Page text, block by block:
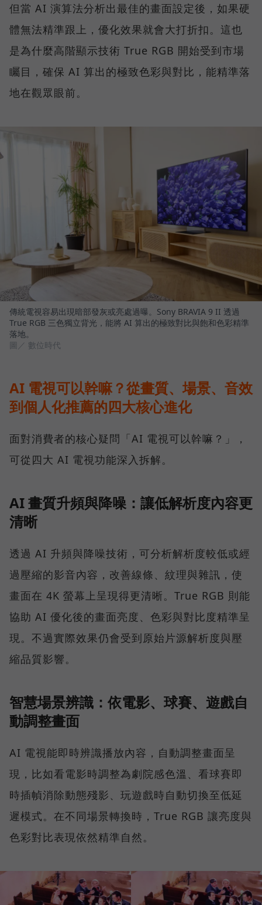
但當 AI 演算法分析出最佳的畫面設定後，如果硬
體無法精準跟上，優化效果就會大打折扣。這也
是為什麼高階顯示技術 True RGB 開始受到市場
矚目，確保 AI 算出的極致色彩與對比，能精準落
地在觀眾眼前。
傳統電視容易出現暗部發灰或亮處過曝。Sony BRAVIA 9 II 透過
True RGB 三色獨立背光，能將 AI 算出的極致對比與飽和色彩精準
落地。
圖／ 數位時代
AI 電視可以幹嘛？從畫質、場景、音效
到個人化推薦的四大核心進化
面對消費者的核心疑問「AI 電視可以幹嘛？」，
可從四大 AI 電視功能深入拆解。
AI 畫質升頻與降噪：讓低解析度內容更
清晰
透過 AI 升頻與降噪技術，可分析解析度較低或經
過壓縮的影音內容，改善線條、紋理與雜訊，使
畫面在 4K 螢幕上呈現得更清晰。True RGB 則能
協助 AI 優化後的畫面亮度、色彩與對比度精準呈
現。不過實際效果仍會受到原始片源解析度與壓
縮品質影響。
智慧場景辨識：依電影、球賽、遊戲自
動調整畫面
AI 電視能即時辨識播放內容，自動調整畫面呈
現，比如看電影時調整為劇院感色溫、看球賽即
時插幀消除動態殘影、玩遊戲時自動切換至低延
遲模式。在不同場景轉換時，True RGB 讓亮度與
色彩對比表現依然精準自然。